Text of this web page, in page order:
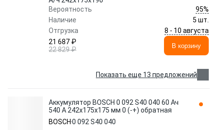
Вероятность
95%
Наличие
5 шт.
Отгрузка
8 - 10 августа
21 687 ₽
22 829 ₽
В корзину
Показать еще 13 предложений
Аккумулятор BOSCH 0 092 S40 040 60 Ач
540 А 242x175x175 мм 0 (-+) обратная
BOSCH 0 092 S40 040